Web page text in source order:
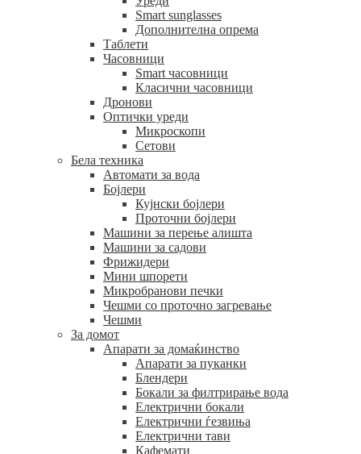
Smart sunglasses
Дополнителна опрема
Таблети
Часовници
Smart часовници
Класични часовници
Дронови
Оптички уреди
Микроскопи
Сетови
Бела техника
Автомати за вода
Бојлери
Кујнски бојлери
Проточни бојлери
Машини за перење алишта
Машини за садови
Фрижидери
Мини шпорети
Микробранови печки
Чешми со проточно загревање
Чешми
За домот
Апарати за домаќинство
Апарати за пуканки
Блендери
Бокали за филтрирање вода
Електрични бокали
Електрични ѓезвиња
Електрични тави
Кафемати